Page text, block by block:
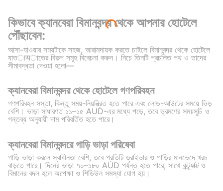
কিভাবে ক্যানবেরা বিমানবন্দর থেকে আপনার হোটেলে
পৌঁছাবেন:
আসা-যাওয়ার সময়টাকে সহজ, আরামদায়ক করতে চাইলে বিমানবন্দর থেকে হোটেলে
যাতायাতের বিকল্প সমূহ বিবেচনা করুন। নিচে তিনটি প্রচলিত পথ ও তাদের
সীমাবদ্ধতা দেওয়া হলো—
ক্যানবেরা বিমানবন্দর থেকে হোটেলে গণপরিবহন
গণপরিবহন সস্তা, কিন্তু সময়-নিয়ন্ত্রিত হতে পারে এবং লোড-আউটের সময়ে ভিড়
বেশি। ভাড়া সাধারণত ১১–১৫ AUD-এর মধ্যে পড়ে, তবে ভ্রমণের সময়সূচি ও
গন্তব্য অনুযায়ী দাম পরিবর্তিত হতে পারে।
ক্যানবেরা বিমানবন্দরে গাড়ি ভাড়া পরিষেবা
গাড়ি ভাড়া করলে স্বাধীনতা বেশি, তবে প্রতিটি ড্রাইভার ও গাড়ির মানভেদে খরচ
বাড়তে পারে। দিনের ভাড়া ৭০–১৮০ AUD পর্যন্ত হতে পারে, সাথে কন্ট্র্যাক্ট ও
বিমানের বদল হলে অপেক্ষা ও শিডিউল সমস্যা যোগ হয়।